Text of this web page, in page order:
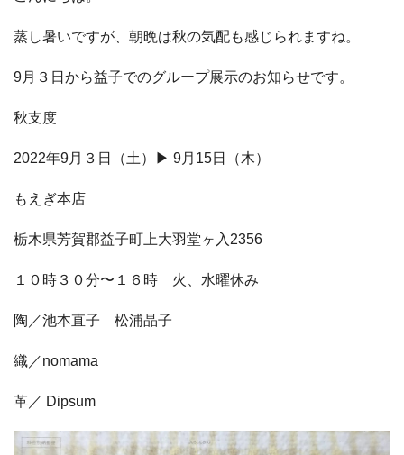
蒸し暑いですが、朝晩は秋の気配も感じられますね。
9月３日から益子でのグループ展示のお知らせです。
秋支度
2022年9月３日（土）▶︎ 9月15日（木）
もえぎ本店
栃木県芳賀郡益子町上大羽堂ヶ入2356
１０時３０分〜１６時 火、水曜休み
陶／池本直子 松浦晶子
織／nomama
革／ Dipsum